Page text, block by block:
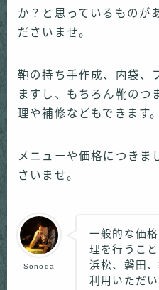
か？と思っているものが
ださいませ。
鞄の持ち手作成、内袋、
ますし、もちろん靴のつ
理や補修などもできます。
メニューや価格につきま
さいませ。
Sonoda
一般的な価
理を行うこ
浜松、磐田
利用いただ